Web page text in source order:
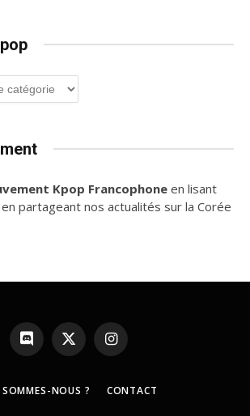
Kpop Francophone en lisant
partageant nos actualités sur la Corée
Discord X
(Twitter)
Instagram
NOUS ? CONTACT